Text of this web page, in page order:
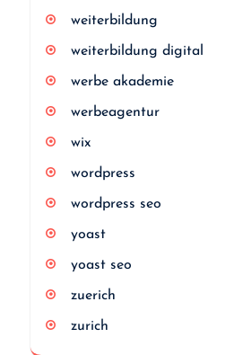
weiterbildung
weiterbildung digital
werbe akademie
werbeagentur
wix
wordpress
wordpress seo
yoast
yoast seo
zuerich
zurich